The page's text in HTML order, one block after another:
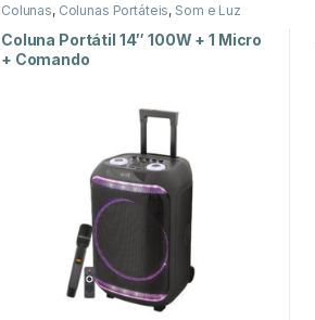
Colunas, Colunas Portáteis, Som e Luz
Coluna Portátil 14″ 100W + 1 Micro
+ Comando